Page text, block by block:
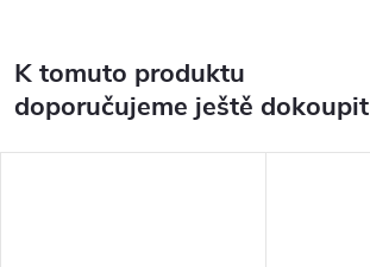
K tomuto produktu
doporučujeme ještě dokoupit